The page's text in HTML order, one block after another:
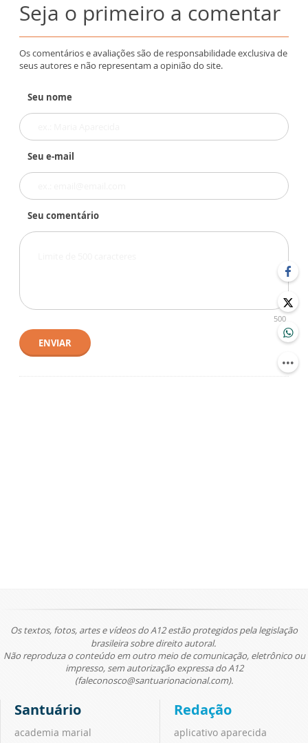
Seja o primeiro a comentar
Os comentários e avaliações são de responsabilidade exclusiva de
seus autores e não representam a opinião do site.
Seu nome
Seu e-mail
Seu comentário
500
ENVIAR
Os textos, fotos, artes e vídeos do A12 estão protegidos pela legislação
brasileira sobre direito autoral.
Não reproduza o conteúdo em outro meio de comunicação, eletrônico ou
impresso, sem autorização expressa do A12
(faleconosco@santuarionacional.com).
Santuário
academia marial
Redação
aplicativo aparecida